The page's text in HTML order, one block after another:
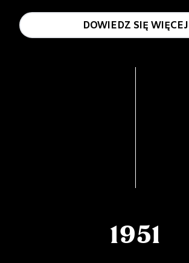
DOWIEDZ SIĘ WIĘCEJ
1951